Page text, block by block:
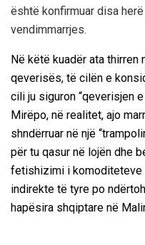
është konfirmuar disa
vendimmarrjes.
Në këtë kuadër ata thirren
qeverisës, të cilën e
cili ju siguron “qeverisjen
Mirëpo, në realitet, ajo
shndërruar në një
për tu qasur në lojën dhe
fetishizimi i komoditeteve
indirekte të tyre po
hapësira shqiptare në